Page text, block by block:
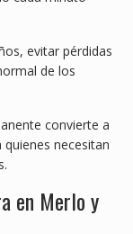
evitar pérdidas
de los
convierte a
necesitan
en Merlo y